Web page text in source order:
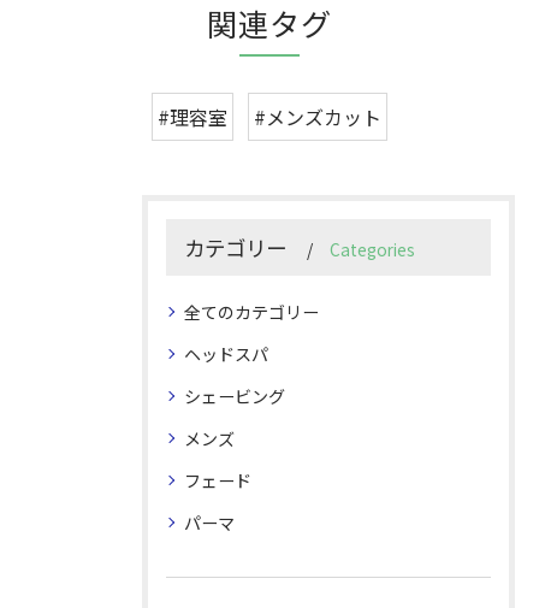
関連タグ
#理容室 #メンズカット
カテゴリー Categories
全てのカテゴリー
ヘッドスパ
シェービング
メンズ
フェード
パーマ